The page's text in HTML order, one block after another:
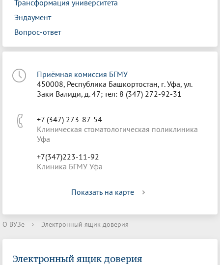
Трансформация университета
Эндаумент
Вопрос-ответ
Приёмная комиссия БГМУ
450008, Республика Башкортостан, г. Уфа, ул.
Заки Валиди, д. 47; тел: 8 (347) 272-92-31
+7 (347) 273-87-54
Клиническая стоматологическая поликлиника
Уфа
+7(347)223-11-92
Клиника БГМУ Уфа
Показать на карте
О ВУЗе › Электронный ящик доверия
Электронный ящик доверия